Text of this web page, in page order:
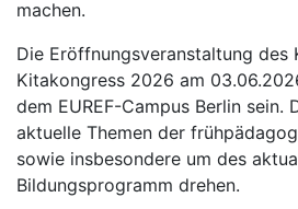
machen.
Die Eröffnungsveranstaltung des
Kitakongress 2026 am
dem EUREF-Campus Berlin sein.
aktuelle Themen der
sowie insbesondere um des
Bildungsprogramm drehen.